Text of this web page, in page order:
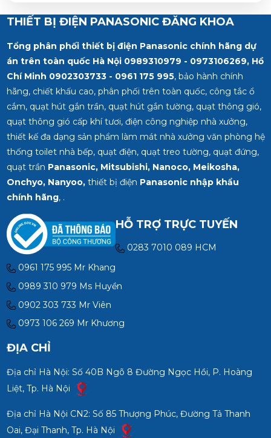
THIẾT BỊ ĐIỆN PANASONIC ĐĂNG KHOA
Tổng phân phối thiết bị điện Panasonic chính hãng dự
án trên toàn quốc Hà Nội 0989310979 - 0973106269, Hồ
Chí Minh 0902303733 - 0961 175 995, bảo hành chính
hãng, chiết khấu cao, phân phối trên toàn quốc, công tắc ổ
cắm, quạt hút gắn trần, quạt hút gắn tường, quạt thông gió,
quạt thông gió cấp khí tươi, điện công nghiệp nhà xưởng,
thiết kế đa dạng sản phẩm làm mát nhà xưởng văn phòng hệ
thống toilet nhà bếp, quạt điện, quạt treo tường, quạt đứng,
quạt trần Panasonic, Mitsubishi, Nanoco, Meikosha,
Onchyo, Nanyoo,thiết bị điện Panasonic nhập khẩu
chính hãng, .
HỖ TRỢ TRỰC TUYẾN
0283 7010 089 HCM
0961 175 995 Mr Khang
0989 310 979 Ms Huyền
0902 303 733 Mr Viên
0973 106 269 Mr Khương
ĐỊA CHỈ
Địa chỉ Hà Nội: Số 40B Ngõ 8 Đường Ngọc Hồi, P. Hoàng
Liệt, Tp. Hà Nội
Địa chỉ Hà Nội CN2: Số 85 Thượng Phúc, Đường Tả Thanh
Oai, Đại Thanh, Tp. Hà Nội